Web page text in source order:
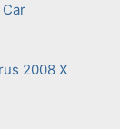
2008 X